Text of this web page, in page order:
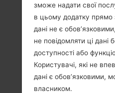
зможе надати свої
в цьому додатку прямо
дані не є
не повідомляти ці дані
доступності або
Користувачі, які не
дані є обов’язковими,
власником.